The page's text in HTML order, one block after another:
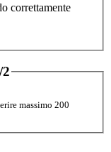
correttamente
massimo 200